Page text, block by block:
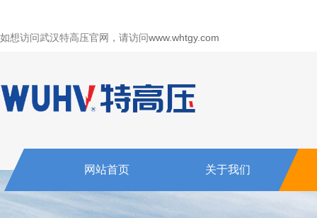
如想访问武汉特高压官网，请访问www.whtgy.com
网站首页 关于我们